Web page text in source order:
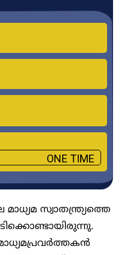
ONE TIME
സ്വാതന്ത്ര്യത്തെ